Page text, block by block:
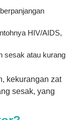
HIV/AIDS,
sesak atau kurang
kekurangan zat
sesak, yang